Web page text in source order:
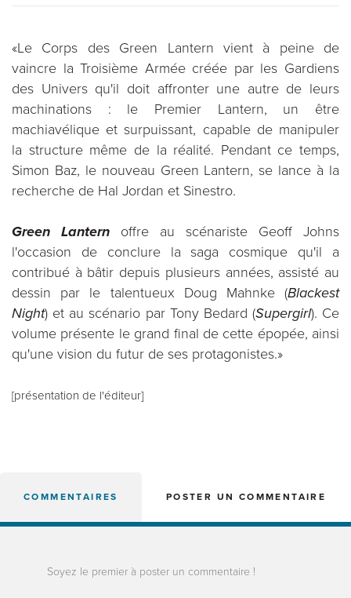
«Le Corps des Green Lantern vient à peine de
vaincre la Troisième Armée créée par les Gardiens
des Univers qu'il doit affronter une autre de leurs
machinations : le Premier Lantern, un être
machiavélique et surpuissant, capable de manipuler
la structure même de la réalité. Pendant ce temps,
Simon Baz, le nouveau Green Lantern, se lance à la
recherche de Hal Jordan et Sinestro.
Green Lantern offre au scénariste Geoff Johns
l'occasion de conclure la saga cosmique qu'il a
contribué à bâtir depuis plusieurs années, assisté au
dessin par le talentueux Doug Mahnke (Blackest
Night) et au scénario par Tony Bedard (Supergirl). Ce
volume présente le grand final de cette épopée, ainsi
qu'une vision du futur de ses protagonistes.»
[présentation de l'éditeur]
COMMENTAIRES POSTER UN COMMENTAIRE
Soyez le premier à poster un commentaire !